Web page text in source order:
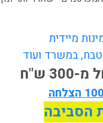
במשרד ועוד
300 ש"ח
הסביבה